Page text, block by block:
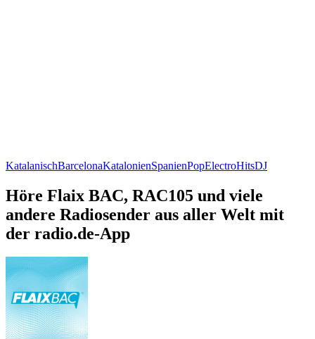
KatalanischBarcelonaKatalonienSpanienPopElectroHitsDJ
Höre Flaix BAC, RAC105 und viele
andere Radiosender aus aller Welt mit
der radio.de-App